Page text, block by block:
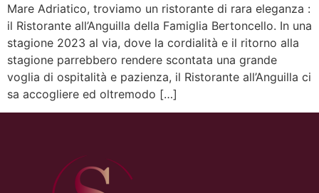
Mare Adriatico, troviamo un ristorante di rara eleganza :
il Ristorante all’Anguilla della Famiglia Bertoncello. In una
stagione 2023 al via, dove la cordialità e il ritorno alla
stagione parrebbero rendere scontata una grande
voglia di ospitalità e pazienza, il Ristorante all’Anguilla ci
sa accogliere ed oltremodo […]